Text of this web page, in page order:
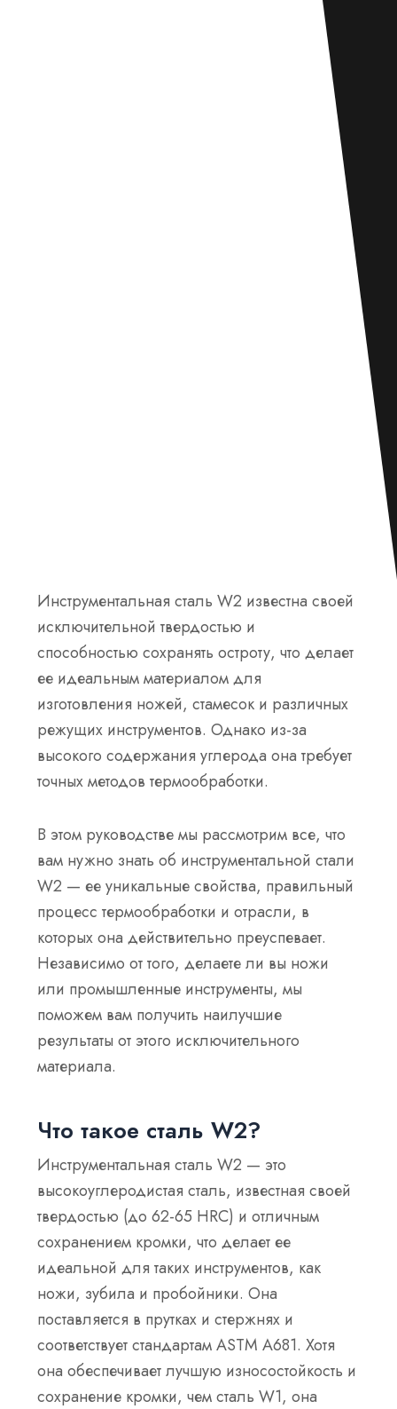
Инструментальная сталь W2 известна своей
исключительной твердостью и
способностью сохранять остроту, что делает
ее идеальным материалом для
изготовления ножей, стамесок и различных
режущих инструментов. Однако из-за
высокого содержания углерода она требует
точных методов термообработки.
В этом руководстве мы рассмотрим все, что
вам нужно знать об инструментальной стали
W2 — ее уникальные свойства, правильный
процесс термообработки и отрасли, в
которых она действительно преуспевает.
Независимо от того, делаете ли вы ножи
или промышленные инструменты, мы
поможем вам получить наилучшие
результаты от этого исключительного
материала.
Что такое сталь W2?
Инструментальная сталь W2 — это
высокоуглеродистая сталь, известная своей
твердостью (до 62-65 HRC) и отличным
сохранением кромки, что делает ее
идеальной для таких инструментов, как
ножи, зубила и пробойники. Она
поставляется в прутках и стержнях и
соответствует стандартам ASTM A681. Хотя
она обеспечивает лучшую износостойкость и
сохранение кромки, чем сталь W1, она